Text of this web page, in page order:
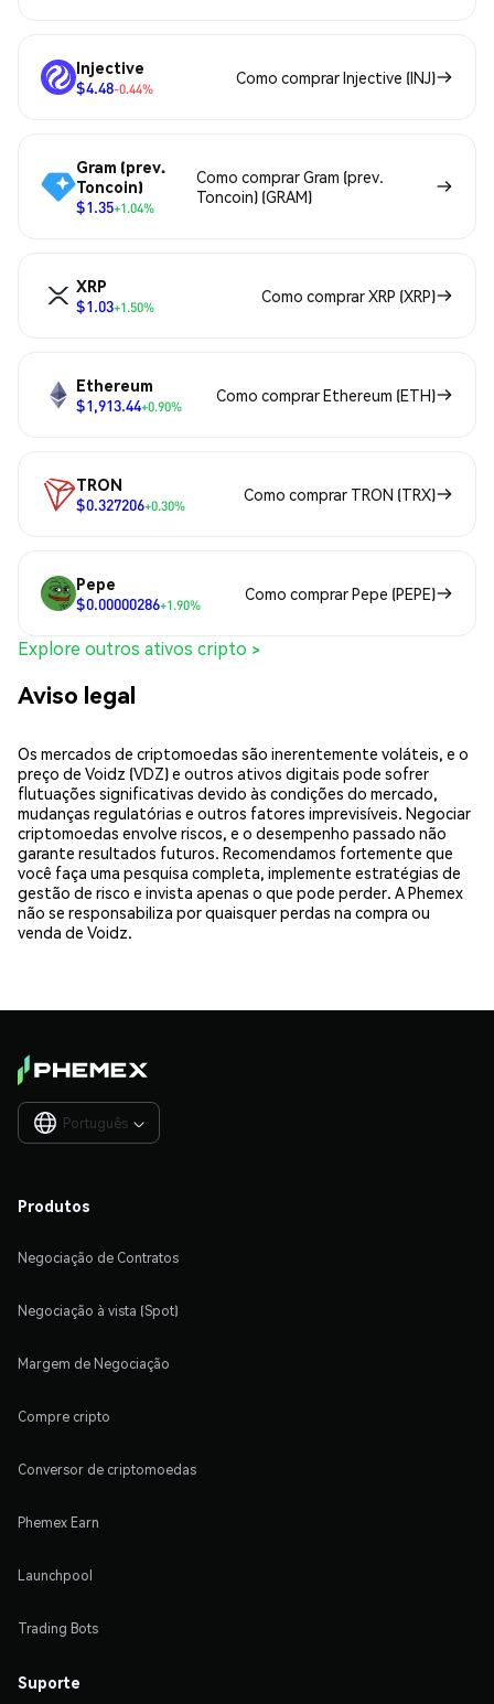
Injective
$4.48-0.44%
Como comprar Injective (INJ)
Gram (prev.
Toncoin)
$1.35+1.04%
Como comprar Gram (prev.
Toncoin) (GRAM)
XRP
$1.03+1.50%
Como comprar XRP (XRP)
Ethereum
$1,913.44+0.90%
Como comprar Ethereum (ETH)
TRON
$0.327206+0.30%
Como comprar TRON (TRX)
Pepe
$0.00000286+1.90%
Como comprar Pepe (PEPE)
Explore outros ativos cripto >
Aviso legal
Os mercados de criptomoedas são inerentemente voláteis, e o
preço de Voidz (VDZ) e outros ativos digitais pode sofrer
flutuações significativas devido às condições do mercado,
mudanças regulatórias e outros fatores imprevisíveis. Negociar
criptomoedas envolve riscos, e o desempenho passado não
garante resultados futuros. Recomendamos fortemente que
você faça uma pesquisa completa, implemente estratégias de
gestão de risco e invista apenas o que pode perder. A Phemex
não se responsabiliza por quaisquer perdas na compra ou
venda de Voidz.
Português 
Produtos
Negociação de Contratos
Negociação à vista (Spot)
Margem de Negociação
Compre cripto
Conversor de criptomoedas
Phemex Earn
Launchpool
Trading Bots
Suporte